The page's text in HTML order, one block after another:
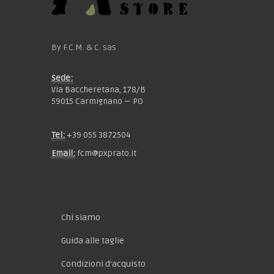
By F.C.M. & C. sas
Sede:
Via Baccheretana, 178/B
59015 Carmignano — PO
Tel: +39 055 3872504
Email: fcm@pxprato.it
Chi siamo
Guida alle taglie
Condizioni d'acquisto